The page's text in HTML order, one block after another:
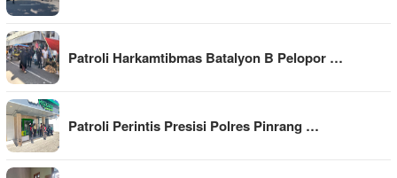
Patroli Harkamtibmas Batalyon B Pelopor …
Patroli Perintis Presisi Polres Pinrang …